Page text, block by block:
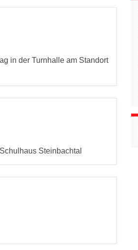
in der Turnhalle am Standort
Steinbachtal